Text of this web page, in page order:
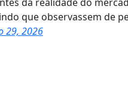
que observassem de
29, 2026